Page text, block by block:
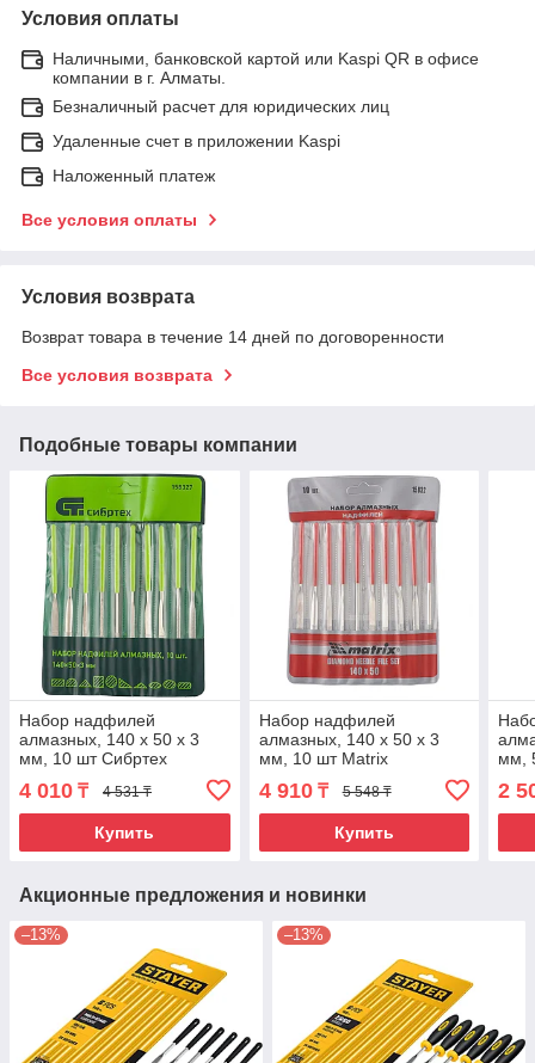
Условия оплаты
Наличными, банковской картой или Kaspi QR в офисе
компании в г. Алматы.
Безналичный расчет для юридических лиц
Удаленные счет в приложении Kaspi
Наложенный платеж
Все условия оплаты
Условия возврата
Возврат товара в течение 14 дней по договоренности
Все условия возврата
Подобные товары компании
Набор надфилей
алмазных, 140 х 50 х 3
мм, 10 шт Сибртех
4 010 ₸ 4 531 ₸
Купить
Набор надфилей
алмазных, 140 х 50 х 3
мм, 10 шт Matrix
4 910₸ 5 548 ₸
Купить
мм,
2
Акционные предложения и новинки
–13% –13%